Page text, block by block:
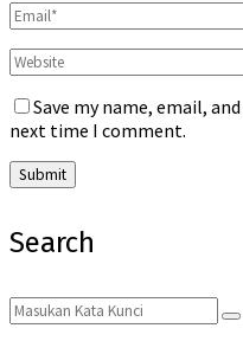
Save my name, email,
next time I comment.
Search
Search
for: